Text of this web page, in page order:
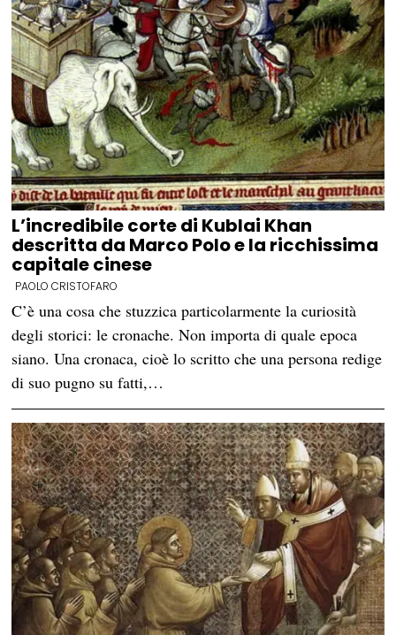
L’incredibile corte di Kublai Khan
descritta da Marco Polo e la ricchissima
capitale cinese
PAOLO CRISTOFARO
C’è una cosa che stuzzica particolarmente la curiosità
degli storici: le cronache. Non importa di quale epoca
siano. Una cronaca, cioè lo scritto che una persona redige
di suo pugno su fatti,…